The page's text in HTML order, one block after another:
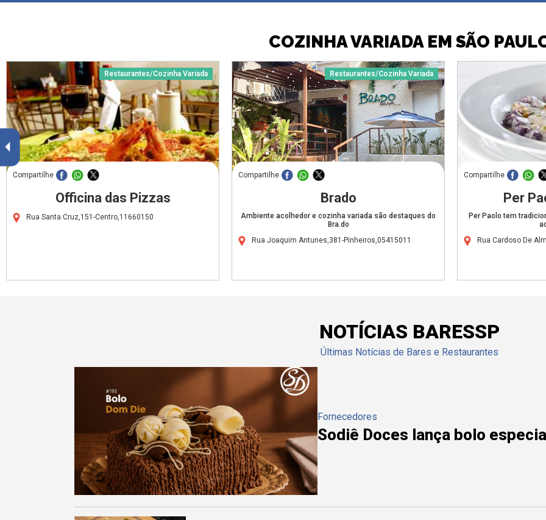
COZINHA VARIADA EM SÃO
Restaurantes/Cozinha Variada
Compartilhe
Officina das Pizzas
Rua Santa Cruz,151-Centro,11660150
Restaurantes/Cozinha Variada
Compartilhe
Brado
Ambiente acolhedor e cozinha variada são destaques do
Bra.do
Rua Joaquim Antunes,381-Pinheiros,05415011
Compartilhe
Per
Per Paolo tem
Rua Cardoso De
NOTÍCIAS BARESSP
Últimas Notícias de Bares e Restaurantes
Fornecedores
Sodiê Doces lança bolo